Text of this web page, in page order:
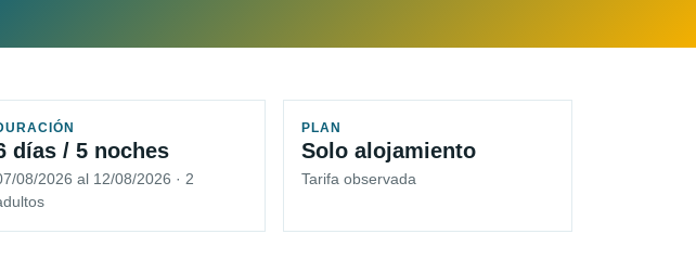
días / 5 noches
08/2026 al 12/08/2026 · 2
PLAN
Solo alojamiento
Tarifa observada